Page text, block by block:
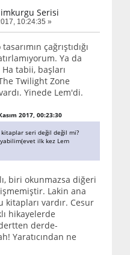
Serisi
10:24:35 »
çağrıştıdığı
Ya da
tabii, başları
Twilight Zone
Yinede Lem'di.
2017, 00:23:30
kitaplar seri değil değil mi?
ilk kez Lem
biri okunmazsa diğeri
Lakin ana
vardır. Cesur
hikayelerde
derde-
Yaratıcından ne